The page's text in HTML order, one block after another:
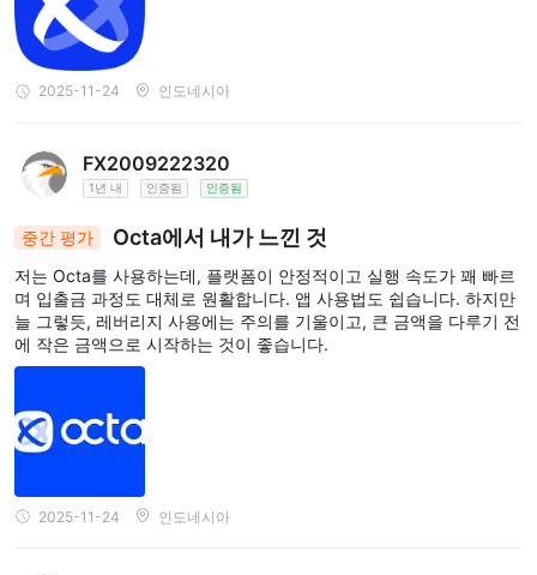
2025-11-24 인도네시아
FX2009222320
1년 내 인증됨 인증됨
중간 평가 Octa에서 내가 느낀 것
저는 Octa를 사용하는데, 플랫폼이 안정적이고 실행 속도가 꽤 빠르
며 입출금 과정도 대체로 원활합니다. 앱 사용법도 쉽습니다. 하지만
늘 그렇듯, 레버리지 사용에는 주의를 기울이고, 큰 금액을 다루기 전
에 작은 금액으로 시작하는 것이 좋습니다.
2025-11-24 인도네시아